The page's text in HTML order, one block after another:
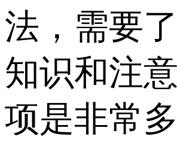
法，需要
知识和注
项是非常多